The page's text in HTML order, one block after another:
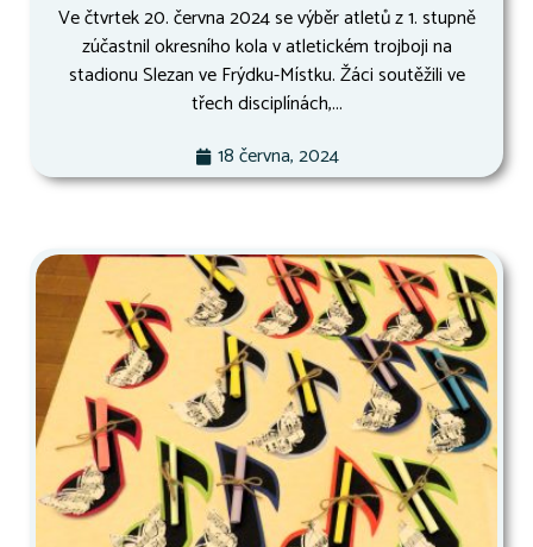
Ve čtvrtek 20. června 2024 se výběr atletů z 1. stupně
zúčastnil okresního kola v atletickém trojboji na
stadionu Slezan ve Frýdku-Místku. Žáci soutěžili ve
třech disciplínách,...
18 června, 2024